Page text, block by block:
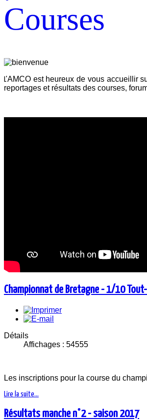
Courses
L'AMCO est heureux de vous accueillir
reportages et résultats des courses,
Championnat de Bretagne - 1/10
Détails
Affichages : 54555
Les inscriptions pour la course du
Lire la suite...
Résultats manche n°2 - saison 2017